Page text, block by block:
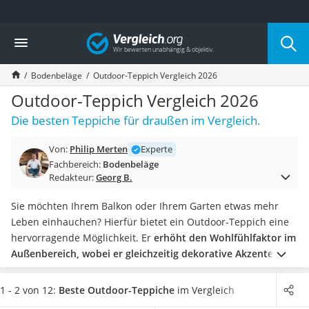
Die beliebtesten Vergleiche nach Kategorie
Baumarkt
Tresor feuerfest
Makita-Akku-Rasenmäher
Kappsäge
Smartes Türschloss
Akku-Rasentrimmer
Split-Klimaanlage 2 Innengeräte
Pelletofen
Tiefbrunnenpumpe
Fliesenschneider
Hochdruckreiniger
Doppelschleifer
Überwachungskamera
Benzinrasenmäher mit Elektrostart
Vergleich
Bodenbeläge Outdoor-Teppich Vergleich 2026
Outdoor-Teppich Vergleich 2026
Die besten Teppiche für draußen im Vergleich.
Von: Philip Merten
Experte
Fachbereich: Bodenbeläge
Redakteur:Georg B.
Sie möchten Ihrem Balkon oder Ihrem Garten etwas mehr
Leben einhauchen? Hierfür bietet ein Outdoor-Teppich eine
hervorragende Möglichkeit. Er erhöht den Wohlfühlfaktor im
Außenbereich, wobei er gleichzeitig dekorative Akzente
setzt.Diverse Tests im Internet zeigen: Outdoor-Teppiche
sind besonders pflegeleicht und können abgesaugt,
1 - 2 von 12: Beste Outdoor-Teppiche im Vergleich